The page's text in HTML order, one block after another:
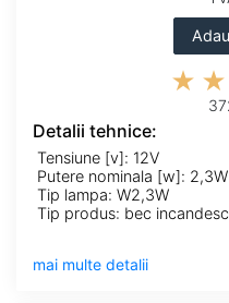
Detalii tehnice:
Tensiune [v]: 12V
Putere nominala [w]: 2,3W
Tip lampa: W2,3W
Tip produs: bec
mai multe detalii